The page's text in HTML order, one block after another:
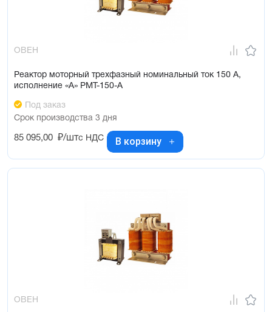
ОВЕН
Реактор моторный трехфазный номинальный ток 150 А,
исполнение «А» РМТ-150-А
Под заказ
Срок производства 3 дня
85 095,00 ₽/штс НДС В корзину
ОВЕН